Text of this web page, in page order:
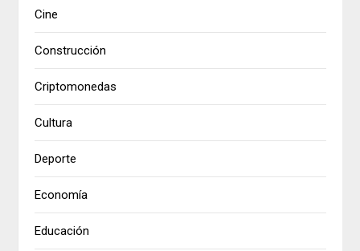
Cine
Construcción
Criptomonedas
Cultura
Deporte
Economía
Educación